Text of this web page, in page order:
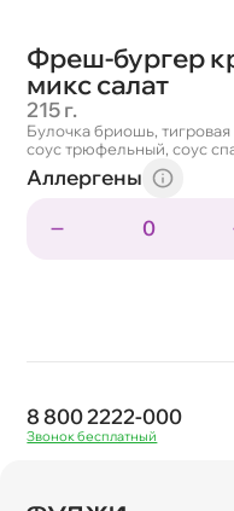
Фреш-бургер
микс салат
215 г.
Булочка бриошь, тигровая
соус трюфельный, соус
Аллергены
0
8 800 2222-000
Звонок бесплатный